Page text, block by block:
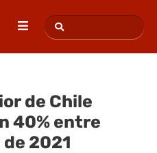
de Chile
40% entre
2021